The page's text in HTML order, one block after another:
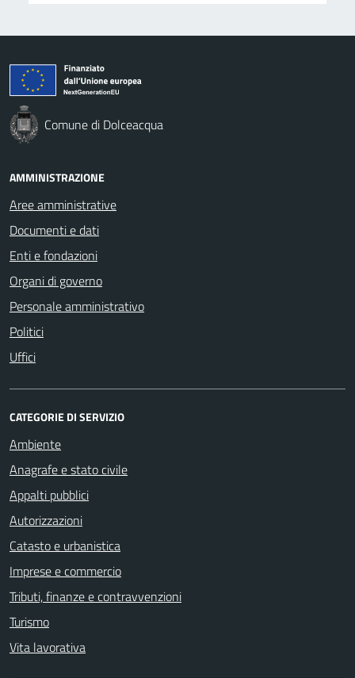
Comune di Dolceacqua
AMMINISTRAZIONE
Aree amministrative
Documenti e dati
Enti e fondazioni
Organi di governo
Personale amministrativo
Politici
Uffici
CATEGORIE DI SERVIZIO
Ambiente
Anagrafe e stato civile
Appalti pubblici
Autorizzazioni
Catasto e urbanistica
Imprese e commercio
Tributi, finanze e contravvenzioni
Turismo
Vita lavorativa